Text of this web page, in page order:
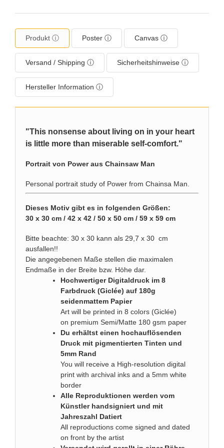
Produkt ⓘ Poster ⓘ Canvas ⓘ
Versand / Shipping ⓘ Sicherheitshinweise ⓘ
Hersteller Information ⓘ
"This nonsense about living on in your heart
is little more than miserable self-comfort."
Portrait von Power aus Chainsaw Man
Personal portrait study of Power from Chainsa Man.
Dieses Motiv gibt es in folgenden Größen:
30 x 30 cm / 42 x 42 / 50 x 50 cm / 59 x 59 cm
Bitte beachte: 30 x 30 kann als 29,7 x 30 cm
ausfallen!!
Die angegebenen Maße stellen die maximalen
Endmaße in der Breite bzw. Höhe dar.
Hochwertiger Digitaldruck im 8
Farbdruck (Giclée) auf 180g
seidenmattem Papier
Art will be printed in 8 colors (Giclée)
on premium Semi/Matte 180 gsm paper
Du erhältst einen hochauflösenden
Druck mit pigmentierten Tinten und
5mm Rand
You will receive a High-resolution digital
print with archival inks and a 5mm white
border
Alle Reproduktionen werden vom
Künstler handsigniert und mit
Jahreszahl Datiert
All reproductions come signed and dated
on front by the artist